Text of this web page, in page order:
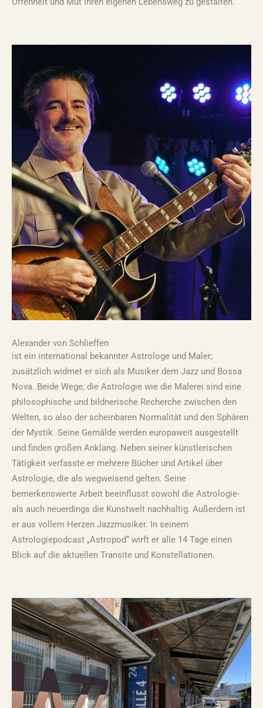
Alexander von Schlieffen
ist ein international bekannter Astrologe und Maler;
zusätzlich widmet er sich als Musiker dem Jazz und Bossa
Nova. Beide Wege, die Astrologie wie die Malerei sind eine
philosophische und bildnerische Recherche zwischen den
Welten, so also der scheinbaren Normalität und den Sphären
der Mystik. Seine Gemälde werden europaweit ausgestellt
und finden großen Anklang. Neben seiner künstlerischen
Tätigkeit verfasste er mehrere Bücher und Artikel über
Astrologie, die als wegweisend gelten. Seine
bemerkenswerte Arbeit beeinflusst sowohl die Astrologie-
als auch neuerdings die Kunstwelt nachhaltig. Außerdem ist
er aus vollem Herzen Jazzmusiker. In seinem
Astrologiepodcast „Astropod“ wirft er alle 14 Tage einen
Blick auf die aktuellen Transite und Konstellationen.